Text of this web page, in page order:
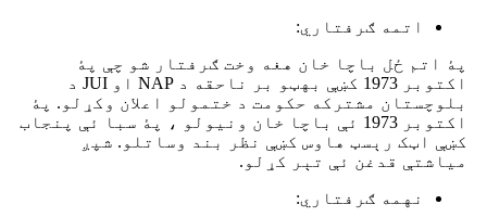
اتمه ګرفتاري:
پۀ اتم ځل باچا خان هغه وخت ګرفتار شو چې پۀ
اکتوبر 1973 کښې بهټو بر ناحقه د NAP او JUI د
بلوچستان مشترکه حکومت د ختمولو اعلان وکړلو. پۀ
اکتوبر 1973 ئې باچا خان ونیولو ، پۀ سبا ئې پنجاب
کښې اټک رېسټ هاوس کښې نظر بند وساتلو. شپږ
میاشتې قدغن ئې تېر کړلو.
نهمه ګرفتاري: